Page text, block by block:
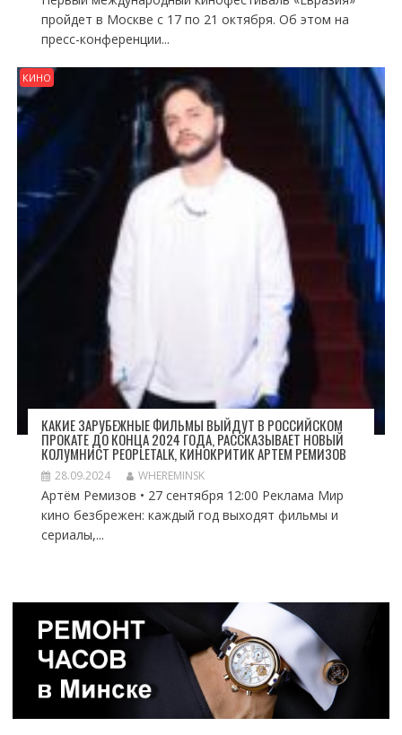
пройдет в Москве с 17 по 21 октября. Об этом на
пресс-конференции...
КИНО
КАКИЕ ЗАРУБЕЖНЫЕ ФИЛЬМЫ ВЫЙДУТ В РОССИЙСКОМ
ПРОКАТЕ ДО КОНЦА 2024 ГОДА, РАССКАЗЫВАЕТ НОВЫЙ
КОЛУМНИСТ PEOPLETALK, КИНОКРИТИК АРТЕМ РЕМИЗОВ
28.09.2024 WHEREMINSK
Артём Ремизов • 27 сентября 12:00 Реклама Мир
кино безбрежен: каждый год выходят фильмы и
сериалы,...